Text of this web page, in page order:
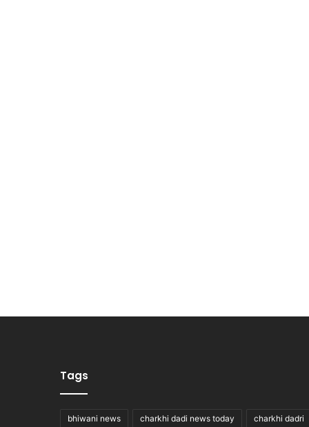
Tags
bhiwani news charkhi dadi news today charkhi dadri